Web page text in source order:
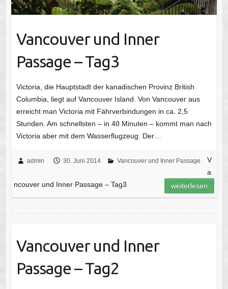
Vancouver und Inner
Passage – Tag3
Victoria, die Hauptstadt der kanadischen Provinz British
Columbia, liegt auf Vancouver Island. Von Vancouver aus
erreicht man Victoria mit Fährverbindungen in ca. 2,5
Stunden. Am schnellsten – in 40 Minuten – kommt man nach
Victoria aber mit dem Wasserflugzeug. Der…
admin 30. Juni 2014 Vancouver und Inner Passage
V
a
ncouver und Inner Passage – Tag3
weiterlesen
Vancouver und Inner
Passage – Tag2